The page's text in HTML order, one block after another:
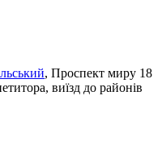
, Проспект миру 18
виїзд до районів